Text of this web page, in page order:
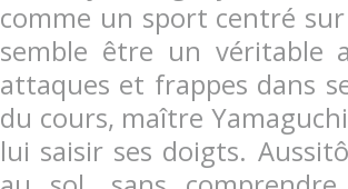
comme un sport centré sur
semble être un véritable
attaques et frappes dans
du cours, maître
lui saisir ses doigts.